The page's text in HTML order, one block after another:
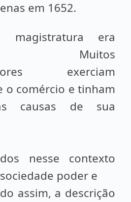
em 1652.
era
Muitos
exerciam
o comércio e tinham
causas de sua
nesse contexto
poder e
assim, a descrição